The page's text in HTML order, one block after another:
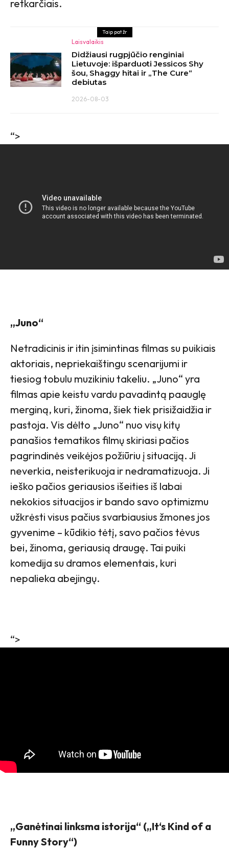
retkarčiais.
Taip pat žr
Laisvalaikis
Didžiausi rugpjūčio renginiai
Lietuvoje: išparduoti Jessicos Shy
šou, Shaggy hitai ir „The Cure“
debiutas
2026-08-03
“>
„Juno“
Netradicinis ir itin įsimintinas filmas su puikiais
aktoriais, nepriekaištingu scenarijumi ir
tiesiog tobulu muzikiniu takeliu. „Juno“ yra
filmas apie keistu vardu pavadintą paauglę
merginą, kuri, žinoma, šiek tiek prisižaidžia ir
pastoja. Vis dėlto „Juno“ nuo visų kitų
panašios tematikos filmų skiriasi pačios
pagrindinės veikėjos požiūriu į situaciją. Ji
neverkia, neisterikuoja ir nedramatizuoja. Ji
ieško pačios geriausios išeities iš labai
nekokios situacijos ir bando savo optimizmu
užkrėsti visus pačius svarbiausius žmones jos
gyvenime – kūdikio tėtį, savo pačios tėvus
bei, žinoma, geriausią draugę. Tai puiki
komedija su dramos elementais, kuri
nepalieka abejingų.
“>
„Ganėtinai linksma istorija“ („It‘s Kind of a
Funny Story“)